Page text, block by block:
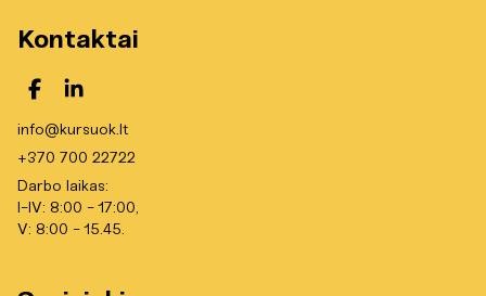
Kontaktai
info@kursuok.lt
+370 700 22722
Darbo laikas:
I-IV: 8:00 - 17:00,
V: 8:00 - 15.45.